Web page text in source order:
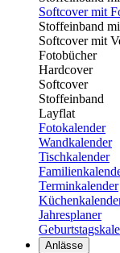
Softcover mit
Stoffeinband
Softcover mit
Fotobücher
Hardcover
Softcover
Stoffeinband
Layflat
Fotokalender
Wandkalender
Tischkalender
Terminkalender
Jahresplaner
Anlässe